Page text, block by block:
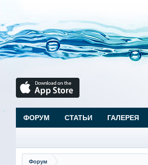
Форум
ФОРУМ СТАТЬИ ГАЛЕРЕЯ